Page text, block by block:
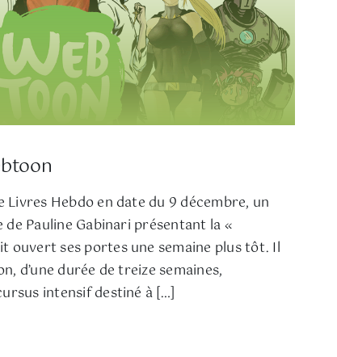
Hebdo en date du 9 décembre, un
Pauline Gabinari présentant la «
ouvert ses portes une semaine plus tôt. Il
d’une durée de treize semaines,
intensif destiné à […]